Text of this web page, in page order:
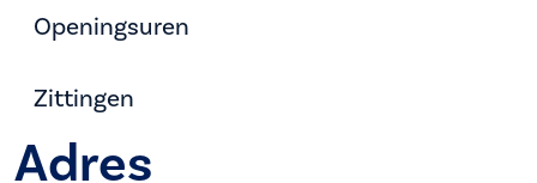
Openingsuren
Zittingen
Adres